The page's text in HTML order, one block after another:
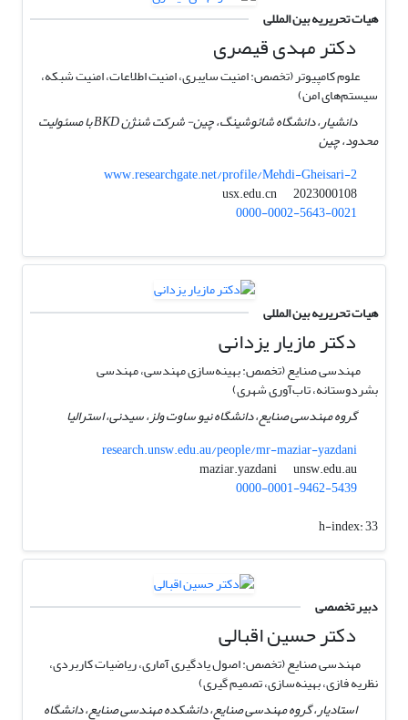
هیات تحریریه بین المللی
دکتر مهدی قیصری
علوم کامپیوتر (تخصص: امنیت سایبری، امنیت اطلاعات، امنیت شبکه،
سیستم‌های امن)
دانشیار، دانشگاه شائوشینگ، چین- شرکت شنژن BKD با مسئولیت
محدود، چین
www.researchgate.net/profile/Mehdi-Gheisari-2
2023000108
usx.edu.cn
0000-0002-5643-0021
هیات تحریریه بین المللی
دکتر مازیار یزدانی
مهندسی صنایع (تخصص: بهینه‌سازی مهندسی، مهندسی
بشردوستانه، تاب‌آوری شهری)
گروه مهندسی صنایع، دانشگاه نیو ساوت ولز، سیدنی، استرالیا
research.unsw.edu.au/people/mr-maziar-yazdani
maziar.yazdani
unsw.edu.au
0000-0001-9462-5439
h-index:33
دبیر تخصصی
دکتر حسین اقبالی
مهندسی صنایع (تخصص: اصول یادگیری آماری، ریاضیات کاربردی،
نظریه فازی، بهینه‌سازی، تصمیم گیری)
استادیار، گروه مهندسی صنایع، دانشکده مهندسی صنایع، دانشگاه